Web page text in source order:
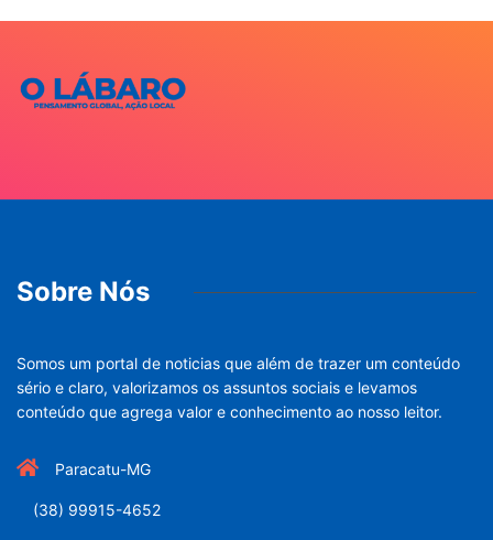
Sobre Nós
Somos um portal de noticias que além de trazer um conteúdo
sério e claro, valorizamos os assuntos sociais e levamos
conteúdo que agrega valor e conhecimento ao nosso leitor.
Paracatu-MG
(38) 99915-4652